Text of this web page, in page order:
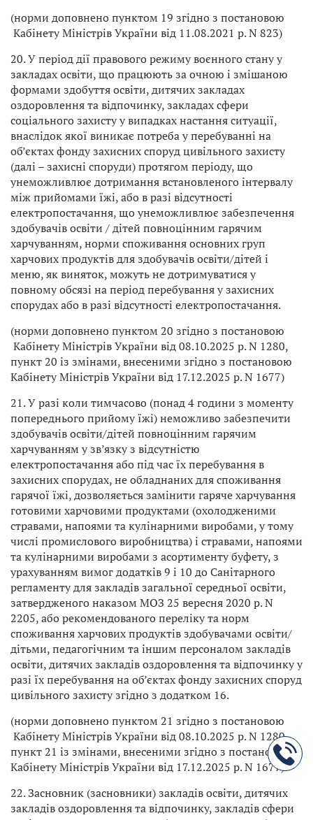
(норми доповнено пунктом 19 згідно з постановою
Кабінету Міністрів України від 11.08.2021 р. N 823)
20. У період дії правового режиму воєнного стану у
закладах освіти, що працюють за очною і змішаною
формами здобуття освіти, дитячих закладах
оздоровлення та відпочинку, закладах сфери
соціального захисту у випадках настання ситуації,
внаслідок якої виникає потреба у перебуванні на
об’єктах фонду захисних споруд цивільного захисту
(далі – захисні споруди) протягом періоду, що
унеможливлює дотримання встановленого інтервалу
між прийомами їжі, або в разі відсутності
електропостачання, що унеможливлює забезпечення
здобувачів освіти / дітей повноцінним гарячим
харчуванням, норми споживання основних груп
харчових продуктів для здобувачів освіти/дітей і
меню, як виняток, можуть не дотримуватися у
повному обсязі на період перебування у захисних
спорудах або в разі відсутності електропостачання.
(норми доповнено пунктом 20 згідно з постановою
Кабінету Міністрів України від 08.10.2025 р. N 1280,
пункт 20 із змінами, внесеними згідно з постановою
Кабінету Міністрів України від 17.12.2025 р. N 1677)
21. У разі коли тимчасово (понад 4 години з моменту
попереднього прийому їжі) неможливо забезпечити
здобувачів освіти/дітей повноцінним гарячим
харчуванням у зв’язку з відсутністю
електропостачання або під час їх перебування в
захисних спорудах, не обладнаних для споживання
гарячої їжі, дозволяється замінити гаряче харчування
готовими харчовими продуктами (охолодженими
стравами, напоями та кулінарними виробами, у тому
числі промислового виробництва) і стравами, напоями
та кулінарними виробами з асортименту буфету, з
урахуванням вимог додатків 9 і 10 до Санітарного
регламенту для закладів загальної середньої освіти,
затвердженого наказом МОЗ 25 вересня 2020 р. N
2205, або рекомендованого переліку та норм
споживання харчових продуктів здобувачами освіти/
дітьми, педагогічним та іншим персоналом закладів
освіти, дитячих закладів оздоровлення та відпочинку у
разі їх перебування на об’єктах фонду захисних споруд
цивільного захисту згідно з додатком 16.
(норми доповнено пунктом 21 згідно з постановою
Кабінету Міністрів України від 08.10.2025 р. N 1280,
пункт 21 із змінами, внесеними згідно з постановою
Кабінету Міністрів України від 17.12.2025 р. N 1677)
22. Засновник (засновники) закладів освіти, дитячих
закладів оздоровлення та відпочинку, закладів сфери